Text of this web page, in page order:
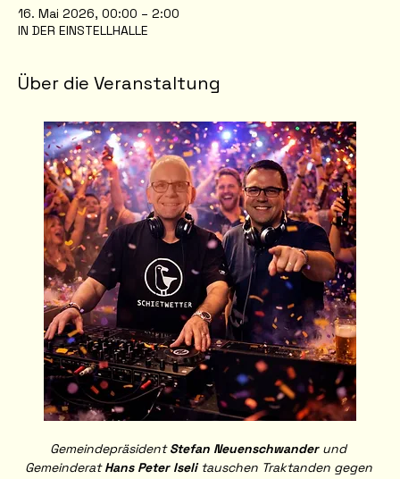
16. Mai 2026, 00:00 – 2:00
IN DER EINSTELLHALLE
Über die Veranstaltung
Gemeindepräsident Stefan Neuenschwander und
Gemeinderat Hans Peter Iseli tauschen Traktanden gegen